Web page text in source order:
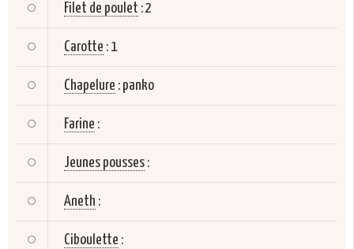
Filet de poulet :2
Carotte : 1
Chapelure : panko
Farine :
Jeunes pousses :
Aneth :
Ciboulette :